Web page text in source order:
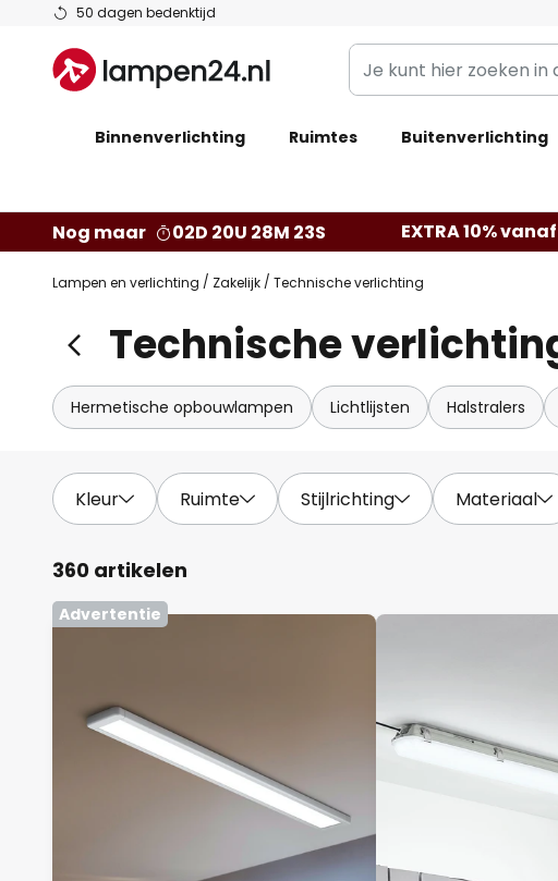
50 dagen bedenktijd
Ga
de
inhoud
Je
kunt
zoeken
webwinkel
Binnenverlichting Ruimtes Buitenverlichting
Nog maar 02D 20U 28M 22S EXTRA 10%
Lampen en verlichting Zakelijk Technische verlichting
Technische
Hermetische opbouwlampen Lichtlijsten Halstralers
Kleur Ruimte Stijlrichting Materiaal
360 artikelen
Advertentie